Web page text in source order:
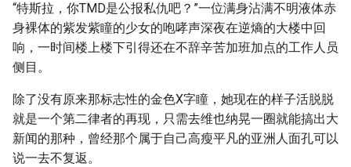
“特斯拉，你TMD是公报私仇吧？”一位满身沾满不明液体赤
身裸体的紫发紫瞳的少女的咆哮声深夜在逆熵的大楼中回
响，一时间楼上楼下引得还在不辞辛苦加班加点的工作人员
侧目。
除了没有原来那标志性的金色X字瞳，她现在的样子活脱脱
就是一个第二律者的再现，只需去维也纳晃一圈就能搞出大
新闻的那种，曾经那个属于自己高瘦平凡的亚洲人面孔可以
说一去不复返。